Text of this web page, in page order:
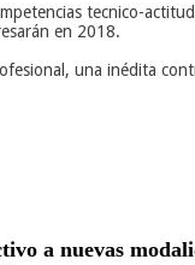
tecnico-
en 2018.
una inédita
a nuevas